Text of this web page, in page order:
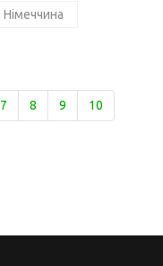
Німеччина
7 8 9 10